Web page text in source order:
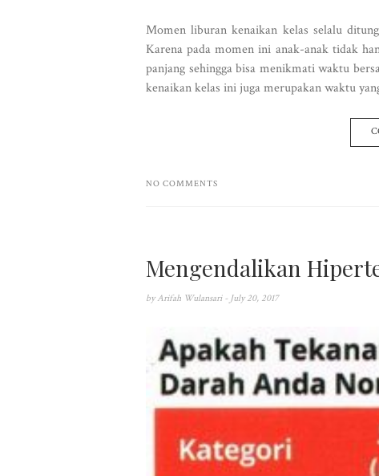
Momen liburan kenaikan kelas selalu
Karena pada momen ini anak-anak tidak
panjang sehingga bisa menikmati waktu
kenaikan kelas ini juga merupakan waktu
NO COMMENTS
Mengendalikan
by Arifah Wulansari - July 20, 2017